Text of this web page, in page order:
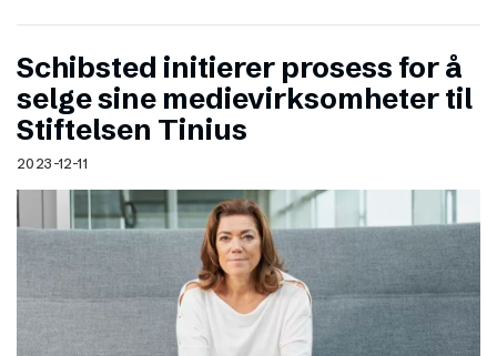
Schibsted initierer prosess for å
selge sine medievirksomheter til
Stiftelsen Tinius
2023-12-11